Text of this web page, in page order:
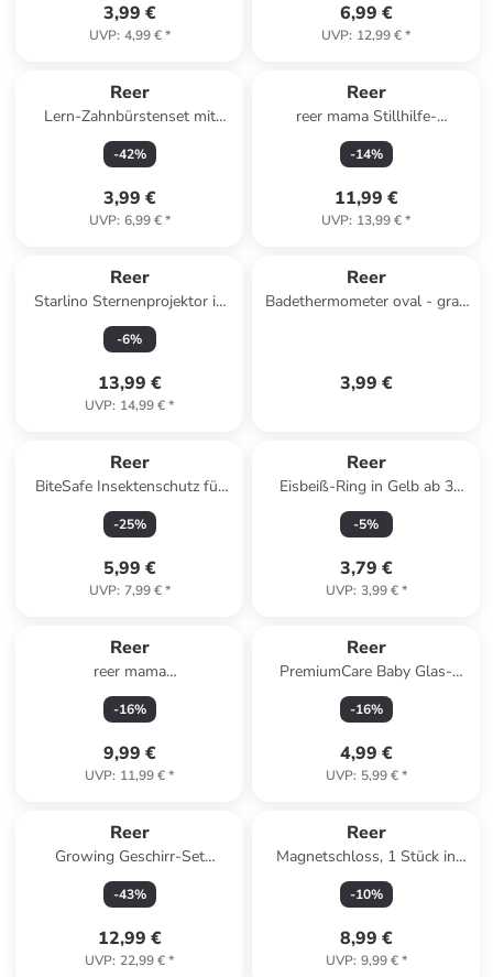
3,99 €
UVP: 4,99 €*
6,99 €
UVP: 12,99 €*
Reer
Lern-Zahnbürstenset mit
Sicherheitsteller in Gelb ab 6
Monate
-42%
3,99 €
UVP: 6,99 €*
Reer
reer mama Stillhilfe-
Traubenkernkissen in Grau ab
18 Jahre
-14%
11,99 €
UVP: 13,99 €*
Reer
Starlino Sternenprojektor in
Weiß ab 0 Monate
-6%
13,99 €
UVP: 14,99 €*
Reer
Badethermometer oval - grau
3,99 €
Reer
BiteSafe Insektenschutz für
Kinderwagen, weiß in Weiß
ab 0 Monate
-25%
5,99 €
UVP: 7,99 €*
Reer
Eisbeiß-Ring in Gelb ab 3
Monate
-5%
3,79 €
UVP: 3,99 €*
Reer
reer mama
Hosenerweiterungs-Set in
Schwarz ab 18 Jahre
-16%
9,99 €
UVP: 11,99 €*
Reer
PremiumCare Baby Glas-
Nagelfeile in Weiß ab 3
Monate
-16%
4,99 €
UVP: 5,99 €*
Reer
Growing Geschirr-Set
WildLife in Grün ab 6 Monate
-43%
12,99 €
UVP: 22,99 €*
Reer
Magnetschloss, 1 Stück in
Weiß ab 0 Monate
-10%
8,99 €
UVP: 9,99 €*